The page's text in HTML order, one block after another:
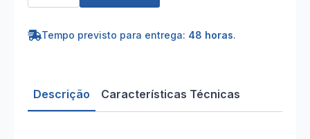
Unisexo
Tempo previsto para entrega: 48 horas.
Descrição Características Técnicas